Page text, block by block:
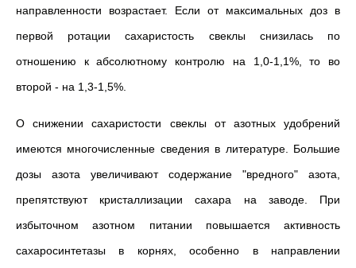
направленности возрас­тает. Если от максимальных доз в
первой ротации са­харистость свеклы снизилась по
отношению к абсолютному контролю на 1,0-1,1%, то во
второй - на 1,3-1,5%.
О снижении сахаристости свеклы от азотных удобрений
имеются многочисленные сведения в литературе. Большие
дозы азота увеличи­вают содержание "вредного" азота,
препятствуют кристаллизации са­хара на заводе. При
избыточном азотном питании повышается активность
сахаросинтетазы в корнях, особенно в направлении